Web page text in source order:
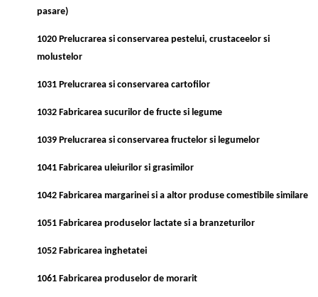
pasare)
1020 Prelucrarea si conservarea pestelui, crustaceelor si
molustelor
1031 Prelucrarea si conservarea cartofilor
1032 Fabricarea sucurilor de fructe si legume
1039 Prelucrarea si conservarea fructelor si legumelor
1041 Fabricarea uleiurilor si grasimilor
1042 Fabricarea margarinei si a altor produse comestibile similare
1051 Fabricarea produselor lactate si a branzeturilor
1052 Fabricarea inghetatei
1061 Fabricarea produselor de morarit